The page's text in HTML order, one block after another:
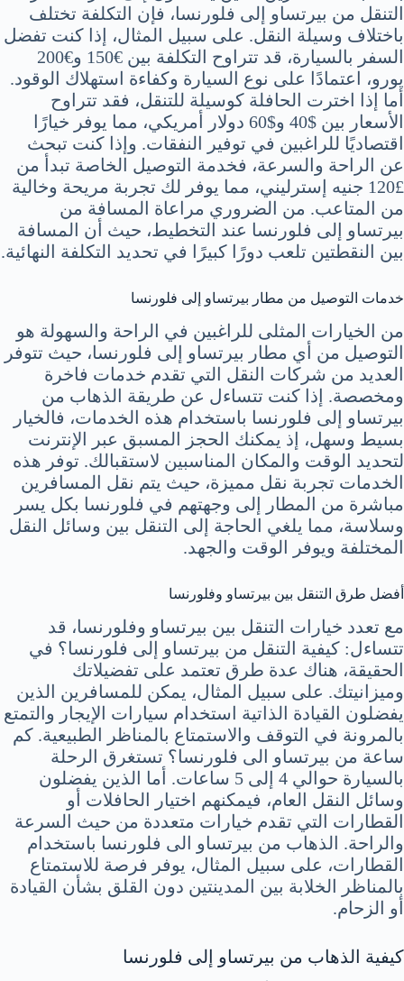
التنقل من بيرتساو إلى فلورنسا، فإن التكلفة تختلف
باختلاف وسيلة النقل. على سبيل المثال، إذا كنت تفضل
السفر بالسيارة، قد تتراوح التكلفة بين €150 و€200
يورو، اعتمادًا على نوع السيارة وكفاءة استهلاك الوقود.
أما إذا اخترت الحافلة كوسيلة للتنقل، فقد تتراوح
الأسعار بين $40 و$60 دولار أمريكي، مما يوفر خيارًا
اقتصاديًا للراغبين في توفير النفقات. وإذا كنت تبحث
عن الراحة والسرعة، فخدمة التوصيل الخاصة تبدأ من
£120 جنيه إسترليني، مما يوفر لك تجربة مريحة وخالية
من المتاعب. من الضروري مراعاة المسافة من
بيرتساو إلى فلورنسا عند التخطيط، حيث أن المسافة
بين النقطتين تلعب دورًا كبيرًا في تحديد التكلفة النهائية.
خدمات التوصيل من مطار بيرتساو إلى فلورنسا
من الخيارات المثلى للراغبين في الراحة والسهولة هو
التوصيل من أي مطار بيرتساو إلى فلورنسا، حيث تتوفر
العديد من شركات النقل التي تقدم خدمات فاخرة
ومخصصة. إذا كنت تتساءل عن طريقة الذهاب من
بيرتساو إلى فلورنسا باستخدام هذه الخدمات، فالخيار
بسيط وسهل، إذ يمكنك الحجز المسبق عبر الإنترنت
لتحديد الوقت والمكان المناسبين لاستقبالك. توفر هذه
الخدمات تجربة نقل مميزة، حيث يتم نقل المسافرين
مباشرة من المطار إلى وجهتهم في فلورنسا بكل يسر
وسلاسة، مما يلغي الحاجة إلى التنقل بين وسائل النقل
المختلفة ويوفر الوقت والجهد.
أفضل طرق التنقل بين بيرتساو وفلورنسا
مع تعدد خيارات التنقل بين بيرتساو وفلورنسا، قد
تتساءل: كيفية التنقل من بيرتساو إلى فلورنسا؟ في
الحقيقة، هناك عدة طرق تعتمد على تفضيلاتك
وميزانيتك. على سبيل المثال، يمكن للمسافرين الذين
يفضلون القيادة الذاتية استخدام سيارات الإيجار والتمتع
بالمرونة في التوقف والاستمتاع بالمناظر الطبيعية. كم
ساعة من بيرتساو الى فلورنسا؟ تستغرق الرحلة
بالسيارة حوالي 4 إلى 5 ساعات. أما الذين يفضلون
وسائل النقل العام، فيمكنهم اختيار الحافلات أو
القطارات التي تقدم خيارات متعددة من حيث السرعة
والراحة. الذهاب من بيرتساو الى فلورنسا باستخدام
القطارات، على سبيل المثال، يوفر فرصة للاستمتاع
بالمناظر الخلابة بين المدينتين دون القلق بشأن القيادة
أو الزحام.
كيفية الذهاب من بيرتساو إلى فلورنسا